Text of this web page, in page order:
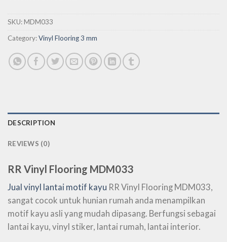
SKU:MDM033
Category:Vinyl Flooring 3 mm
DESCRIPTION
REVIEWS (0)
RR Vinyl Flooring MDM033
Jual vinyl lantai motif kayu RR Vinyl Flooring MDM033,
sangat cocok untuk hunian rumah anda menampilkan
motif kayu asli yang mudah dipasang. Berfungsi sebagai
lantai kayu, vinyl stiker, lantai rumah, lantai interior.